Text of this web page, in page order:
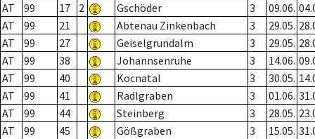
AT
99 17 2 Gschöder 3 09.06.
AT
99 21 Abtenau Zinkenbach 3 29.05.
AT
99 27 Geiselgrundalm 3 29.05.
AT
99 38 Johannsenruhe 3 14.06.
AT
99 40 Kocnatal 3 30.05.
AT
99 41 Radlgraben 3 01.06.
AT
99 44 Steinberg 3 28.05.
AT
99 45 Gößgraben 3 15.05.